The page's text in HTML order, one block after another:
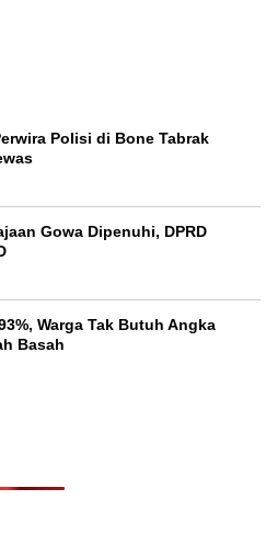
Polisi di Bone Tabrak
Gowa Dipenuhi, DPRD
Warga Tak Butuh Angka
Basah